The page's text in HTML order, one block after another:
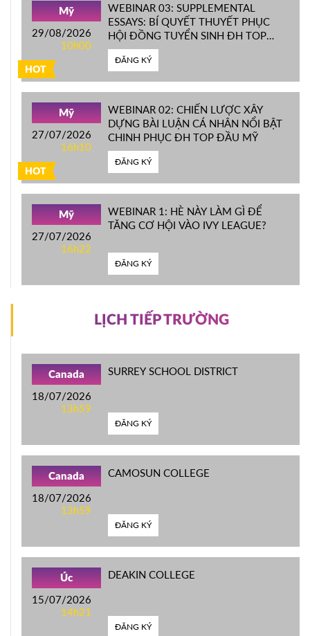
HOT
Mỹ
29/08/2026
10h00
WEBINAR 03: SUPPLEMENTAL
ESSAYS: BÍ QUYẾT THUYẾT PHỤC
HỘI ĐỒNG TUYỂN SINH ĐH TOP
ĐẦU MỸ
ĐĂNG KÝ
HOT
Mỹ
27/07/2026
16h10
WEBINAR 02: CHIẾN LƯỢC XÂY
DỰNG BÀI LUẬN CÁ NHÂN NỔI BẬT
CHINH PHỤC ĐH TOP ĐẦU MỸ
ĐĂNG KÝ
Mỹ
27/07/2026
16h22
WEBINAR 1: HÈ NÀY LÀM GÌ ĐỂ
TĂNG CƠ HỘI VÀO IVY LEAGUE?
ĐĂNG KÝ
LỊCH TIẾP TRƯỜNG
Canada
18/07/2026
13h59
SURREY SCHOOL DISTRICT
ĐĂNG KÝ
Canada
18/07/2026
13h59
CAMOSUN COLLEGE
ĐĂNG KÝ
Úc
15/07/2026
14h21
DEAKIN COLLEGE
ĐĂNG KÝ